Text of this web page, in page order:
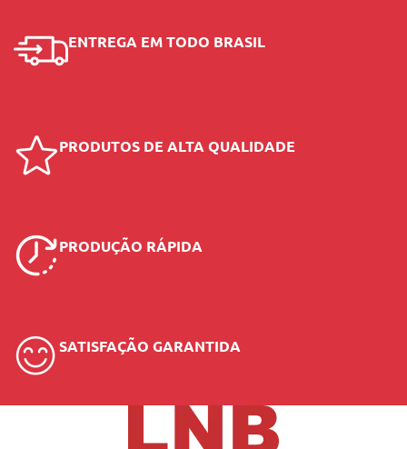
ENTREGA EM TODO BRASIL
PRODUTOS DE ALTA QUALIDADE
PRODUÇÃO RÁPIDA
SATISFAÇÃO GARANTIDA